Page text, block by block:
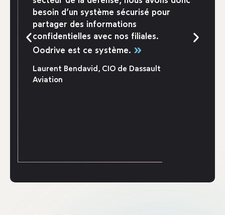
besoin d’un système sécurisé pour
partager des informations
confidentielles avec nos filiales.
Oodrive est ce système. »
Laurent Bendavid, CIO de Dassault
Aviation